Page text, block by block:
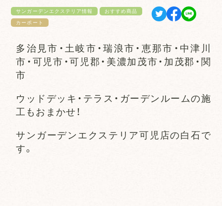
サンガーデンエクステリア情報
おすすめ商品
カーポート
多治見市・土岐市・瑞浪市・恵那市・中津川
市・可児市・可児郡・美濃加茂市・加茂郡・関
市
ウッドデッキ・テラス・ガーデンルームの施
工もおまかせ！
サンガーデンエクステリア可児店の白石で
す。